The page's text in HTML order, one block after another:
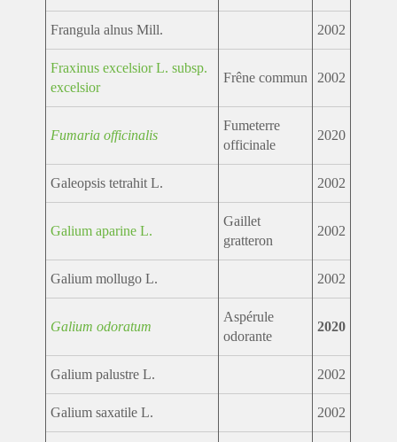
Frangula alnus Mill. 2002
Fraxinus excelsior L. subsp.
excelsior
Frêne commun 2002
Fumaria officinalis
Fumeterre
officinale
2020
Galeopsis tetrahit L. 2002
Galium aparine L.
Gaillet
gratteron
2002
Galium mollugo L. 2002
Galium odoratum
Aspérule
odorante
2020
Galium palustre L. 2002
Galium saxatile L. 2002